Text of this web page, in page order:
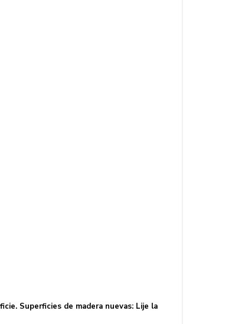
Superficies de madera nuevas: Lije la